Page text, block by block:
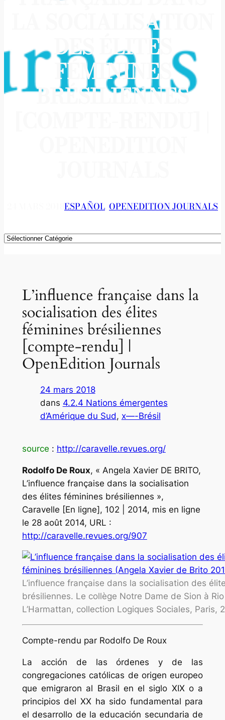
LA SOCIALISATION
DES ÉLITES
FÉMININES
BRÉSILIENNES
ESPAÑOL OPENEDITION JOURNALS
Catégories
L’influence française dans la
socialisation des élites
féminines brésiliennes
[compte-rendu] |
OpenEdition Journals
24 mars 2018
dans 4.2.4 Nations émergentes
d’Amérique du Sud, x—-Brésil
source : http://caravelle.revues.org/
Rodolfo De Roux, « Angela Xavier DE BRITO,
L’influence française dans la socialisation
des élites féminines brésiliennes »,
Caravelle [En ligne], 102 | 2014, mis en ligne
le 28 août 2014, URL :
http://caravelle.revues.org/907
L’influence française dans la socialisation des
brésiliennes. Le collège Notre Dame de Sion à
L’Harmattan, collection Logiques Sociales, Paris,
Compte-rendu par Rodolfo De Roux
La acción de las órdenes y de las
congregaciones católicas de origen europeo
que emigraron al Brasil en el siglo XIX o a
principios del XX ha sido fundamental para
el desarrollo de la educación secundaria de